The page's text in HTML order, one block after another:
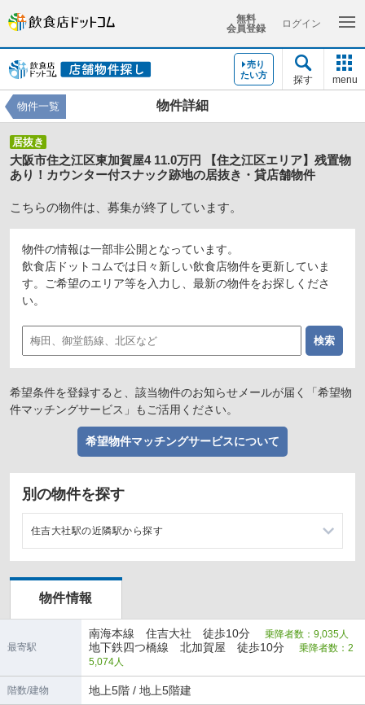
無料
会員登録
ログイン
売り
たい方
探す menu
物件詳細
物件一覧
居抜き
大阪市住之江区東加賀屋4 11.0万円 【住之江区エリア】残置物
あり！カウンター付スナック跡地の居抜き・貸店舗物件
こちらの物件は、募集が終了しています。
物件の情報は一部非公開となっています。
飲食店ドットコムでは日々新しい飲食店物件を更新していま
す。ご希望のエリア等を入力し、最新の物件をお探しくださ
い。
希望条件を登録すると、該当物件のお知らせメールが届く「希望物
件マッチングサービス」もご活用ください。
希望物件マッチングサービスについて
別の物件を探す
住吉大社駅の近隣駅から探す
粉浜駅の店舗物件・貸店舗・テナント一覧
七道駅の店舗物件・貸店舗・テナント一覧
物件情報
最寄駅
南海本線 住吉大社 徒歩10分 乗降者数：9,035人
地下鉄四つ橋線 北加賀屋 徒歩10分 乗降者数：2
5,074人
階数/建物 地上5階 / 地上5階建